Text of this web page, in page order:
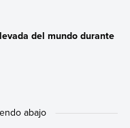
del mundo durante